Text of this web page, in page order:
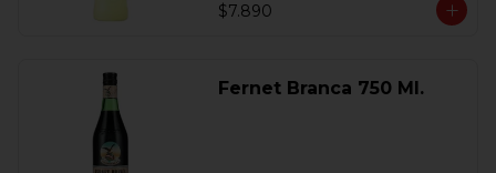
$7.890
Fernet Branca 750 Ml.